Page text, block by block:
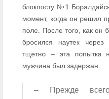
блокпосту №1
момент, когда он решил
поле. После того, как он
бросился наутек
тщетно – эта попытка
мужчина был задержан.
– Прежде